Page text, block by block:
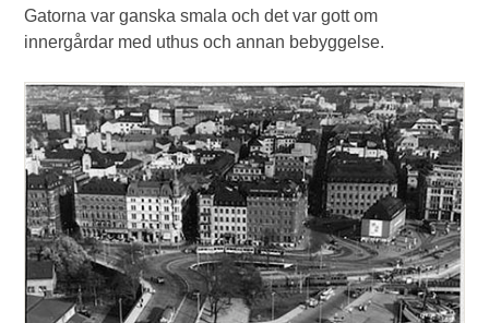
Gatorna var ganska smala och det var gott om
innergårdar med uthus och annan bebyggelse.